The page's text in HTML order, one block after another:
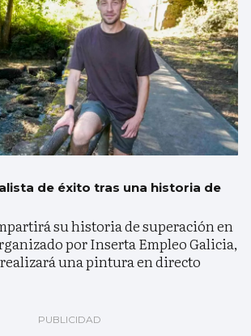
de éxito tras una historia de
su historia de superación en
por Inserta Empleo Galicia,
una pintura en directo